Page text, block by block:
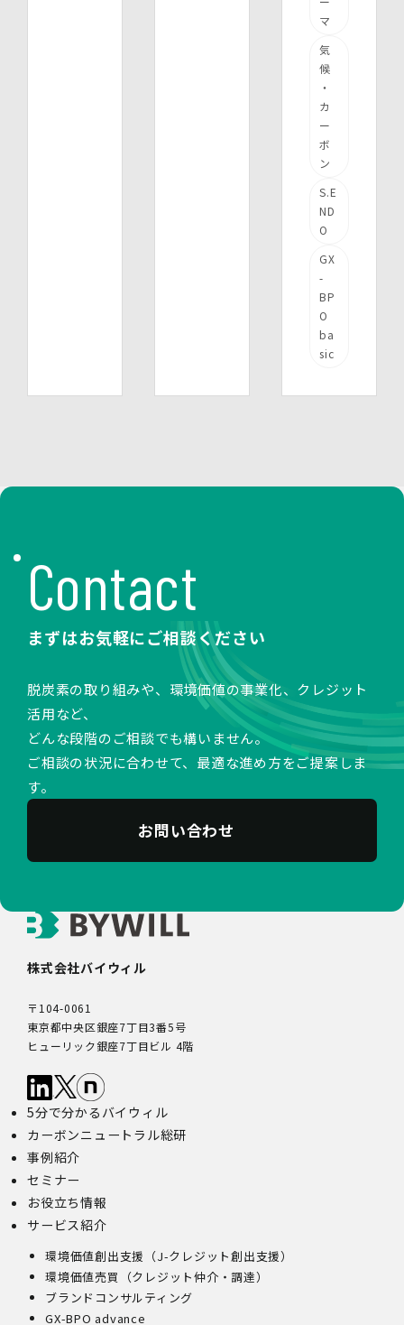
マ
気
候
・
カ
ー
ボ
ン
S.E
ND
O
GX
-
BP
O
ba
sic
Contact
まずはお気軽にご相談ください
脱炭素の取り組みや、環境価値の事業化、クレジット
活用など、
どんな段階のご相談でも構いません。
ご相談の状況に合わせて、最適な進め方をご提案しま
す。
お問い合わせ
株式会社バイウィル
〒104-0061
東京都中央区銀座7丁目3番5号
ヒューリック銀座7丁目ビル 4階
5分で分かるバイウィル
カーボンニュートラル総研
事例紹介
セミナー
お役立ち情報
サービス紹介
環境価値創出支援（J-クレジット創出支援）
環境価値売買（クレジット仲介・調達）
ブランドコンサルティング
GX-BPO advance